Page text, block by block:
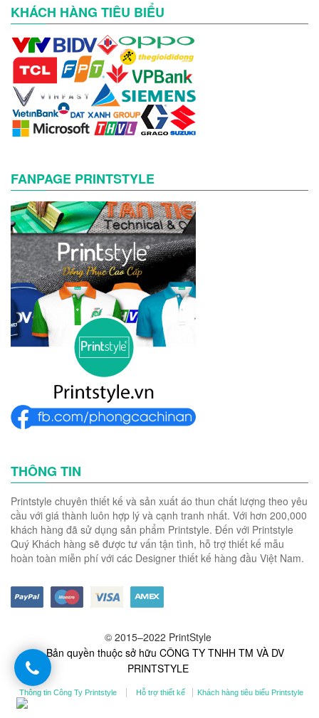
KHÁCH HÀNG TIÊU BIỂU
FANPAGE PRINTSTYLE
THÔNG TIN
Printstyle chuyên thiết kế và sản xuất áo thun chất lượng theo yêu
cầu với giá thành luôn hợp lý và cạnh tranh nhất. Với hơn 200,000
khách hàng đã sử dụng sản phẩm Printstyle. Đến với Printstyle
Quý Khách hàng sẽ được tư vấn tận tình, hỗ trợ thiết kế mẫu
hoàn toàn miễn phí với các Designer thiết kế hàng đầu Việt Nam.
© 2015–2022 PrintStyle
- Bản quyền thuộc sở hữu CÔNG TY TNHH TM VÀ DV
PRINTSTYLE
Thông tin Công Ty Printstyle Hỗ trợ thiết kế Khách hàng tiêu biểu Printstyle